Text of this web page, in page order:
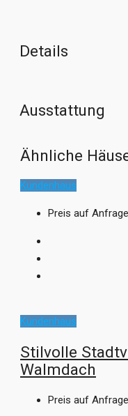
Innenausbau der
Details
Ausstattung
Ähnliche
Kundenhaus
Preis auf Anfrage
Kundenhaus
Stilvolle
Walmdach
Preis auf Anfrage